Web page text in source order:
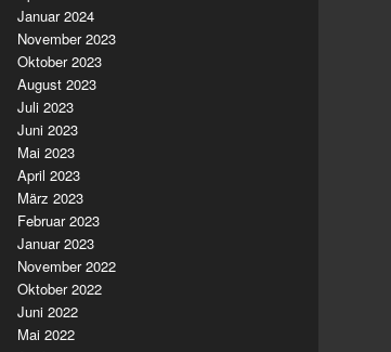
Januar 2024
November 2023
Oktober 2023
August 2023
Juli 2023
Juni 2023
Mai 2023
April 2023
März 2023
Februar 2023
Januar 2023
November 2022
Oktober 2022
Juni 2022
Mai 2022